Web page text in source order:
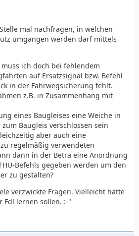
mal nachfragen, in welchen
umgangen werden darf mittels
ich doch bei fehlendem
auf Ersatzsignal bzw. Befehl
in der Fahrwegsicherung fehlt.
z.B. in Zusammenhang mit
eines Baugleises eine Weiche in
Baugleis verschlossen sein
aber auch eine
regelmäßig verwendeten
dann in der Betra eine Anordnung
Befehls gegeben werden um den
zu gestalten?
verzwickte Fragen. Vielleicht hätte
Fdl lernen sollen. :-"